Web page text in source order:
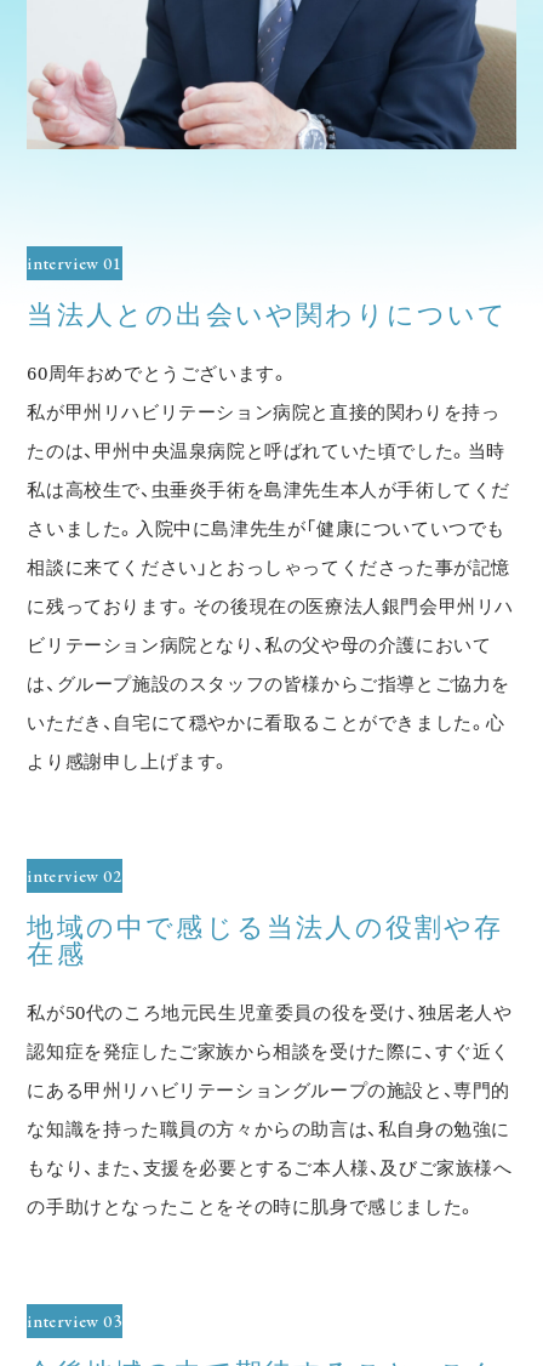
interview 01
当法人との出会いや関わりについて
60周年おめでとうございます。
私が甲州リハビリテーション病院と直接的関わりを持っ
たのは、甲州中央温泉病院と呼ばれていた頃でした。当時
私は高校生で、虫垂炎手術を島津先生本人が手術してくだ
さいました。入院中に島津先生が「健康についていつでも
相談に来てください」とおっしゃってくださった事が記憶
に残っております。その後現在の医療法人銀門会甲州リハ
ビリテーション病院となり、私の父や母の介護において
は、グループ施設のスタッフの皆様からご指導とご協力を
いただき、自宅にて穏やかに看取ることができました。心
より感謝申し上げます。
interview 02
地域の中で感じる当法人の役割や存
在感
私が50代のころ地元民生児童委員の役を受け、独居老人や
認知症を発症したご家族から相談を受けた際に、すぐ近く
にある甲州リハビリテーショングループの施設と、専門的
な知識を持った職員の方々からの助言は、私自身の勉強に
もなり、また、支援を必要とするご本人様、及びご家族様へ
の手助けとなったことをその時に肌身で感じました。
interview 03